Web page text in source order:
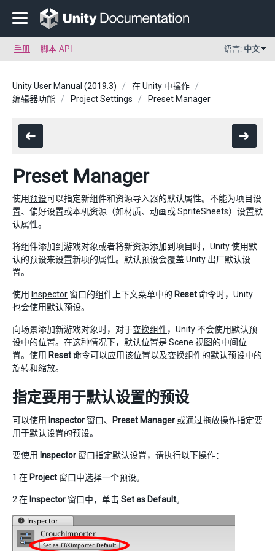
手册 脚本 API 语言: 中文
Unity User Manual (2019.3)
在 Unity 中操作
编辑器功能
Project Settings Preset Manager
Preset Manager
使用预设可以指定新组件和资源导入器的默认属性。不能为项目设
置、偏好设置或本机资源（如材质、动画或 SpriteSheets）设置默
认属性。
将组件添加到游戏对象或者将新资源添加到项目时，Unity 使用默
认的预设来设置新项的属性。默认预设会覆盖 Unity 出厂默认设
置。
使用 Inspector 窗口的组件上下文菜单中的 Reset命令时，Unity
也会使用默认预设。
向场景添加新游戏对象时，对于变换组件，Unity 不会使用默认预
设中的位置。在这种情况下，默认位置是Scene 视图的中间位
置。使用 Reset命令可以应用该位置以及变换组件的默认预设中的
旋转和缩放。
指定要用于默认设置的预设
可以使用 Inspector 窗口、 Preset Manager 或通过拖放操作指定要
用于默认设置的预设。
要使用 Inspector 窗口指定默认设置，请执行以下操作：
1.在 Project 窗口中选择一个预设。
2.在 Inspector 窗口中，单击Set as Default。